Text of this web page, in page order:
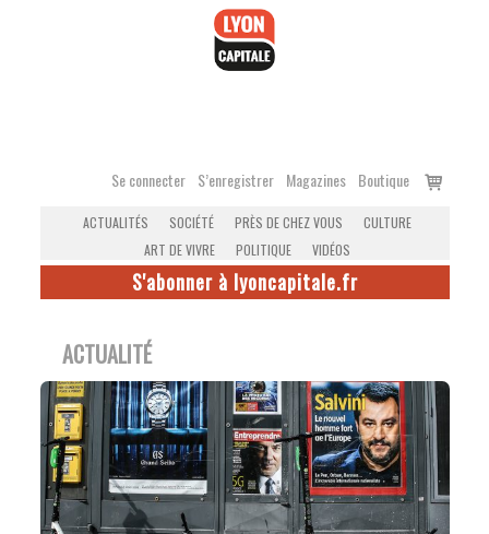
Se connecter S’enregistrer Magazines Boutique
Voir
ACTUALITÉS SOCIÉTÉ PRÈS DE CHEZ VOUS
CULTURE
ART DE VIVRE
POLITIQUE VIDÉOS
S'abonner à lyoncapitale.fr
ACTUALITÉ